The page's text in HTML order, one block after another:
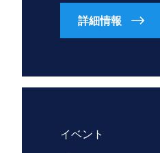
詳細情報
イベント